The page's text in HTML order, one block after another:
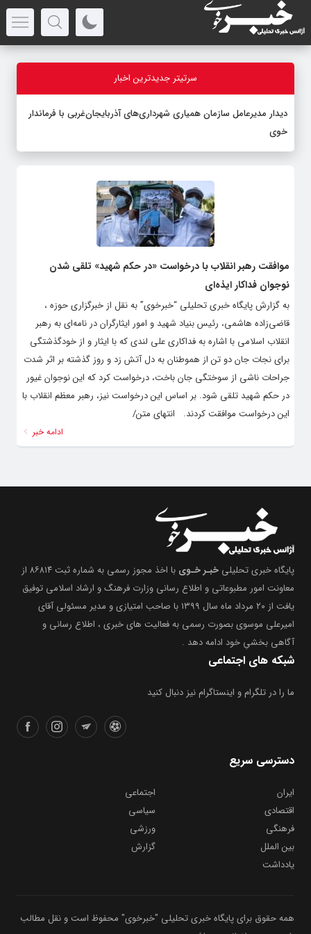
سرتیتر جدیدترین اخبار
دیدار مدیرعامل سازمان همیاری شهرداری‌های آذربایجان‌غربی با فرماندار
خوی
موافقت رهبر انقلاب با درخواست «در حکم شهید» تلقی شدن
نوجوان فداکار ایذه‌ای
به گزارش پایگاه خبری تحلیلی “خبرخوی” به نقل از خبرگزاری حوزه ،
قاضی‌زاده هاشمی، رئیس بنیاد شهید و امور ایثارگران در نامه‌ای به رهبر
انقلاب اسلامی با اشاره به فداکاری علی لندی که با ایثار و از خودگذشتگی
برای نجات جان دو تن از هموطنان به دل آتش زد و روز گذشته بر اثر شدت
جراحات ناشی از سوختگی جان باخت، درخواست کرد که این نوجوان غیور
در حکم شهید تلقی شود. بر اساس این درخواست نیز، رهبر معظم انقلاب با
این درخواست موافقت کردند. انتهای متن/
ادامه خبر
پایگاه خبری تحلیلی خبـر خـوی
با اخذ مجوز رسمی به شماره ثبت ۸۶۸۱۴ از
معاونت امور مطبوعاتی و اطلاع رسانی وزارت فرهنگ و ارشاد اسلامی توفیق
یافت از ۲۰ مرداد ماه سال ۱۳۹۹ با صاحب امتیازی و مدیر مسئولی آقای
امیرعلی موسوی بصورت رسمی به فعالیت های خبری ، اطلاع رسانی و
آگاهی بخشیِ خود ادامه دهد .
شبکه های اجتماعی
ما را در تلگرام و اینستاگرام نیز دنبال کنید
دسترسی سریع
ایران
اجتماعی
اقتصادی
سیاسی
فرهنگی
ورزشی
بین الملل
گزارش
یادداشت
همه حقوق برای پایگاه خبری تحلیلی "خبرخوی" محفوظ است و نقل مطالب